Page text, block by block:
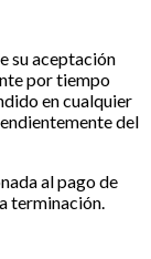
su aceptación
por tiempo
en cualquier
del
al pago de
terminación.